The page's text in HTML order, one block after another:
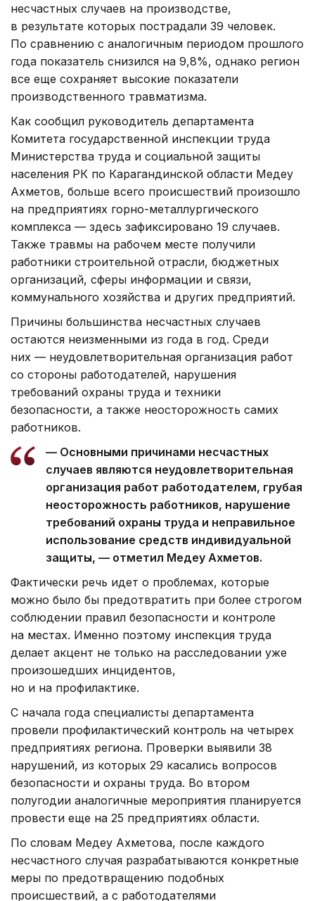
несчастных случаев на производстве,
в результате которых пострадали 39 человек.
По сравнению с аналогичным периодом прошлого
года показатель снизился на 9,8%, однако регион
все еще сохраняет высокие показатели
производственного травматизма.
Как сообщил руководитель департамента
Комитета государственной инспекции труда
Министерства труда и социальной защиты
населения РК по Карагандинской области Медеу
Ахметов, больше всего происшествий произошло
на предприятиях горно-металлургического
комплекса — здесь зафиксировано 19 случаев.
Также травмы на рабочем месте получили
работники строительной отрасли, бюджетных
организаций, сферы информации и связи,
коммунального хозяйства и других предприятий.
Причины большинства несчастных случаев
остаются неизменными из года в год. Среди
них — неудовлетворительная организация работ
со стороны работодателей, нарушения
требований охраны труда и техники
безопасности, а также неосторожность самих
работников.
— Основными причинами несчастных
случаев являются неудовлетворительная
организация работ работодателем, грубая
неосторожность работников, нарушение
требований охраны труда и неправильное
использование средств индивидуальной
защиты, — отметил Медеу Ахметов.
Фактически речь идет о проблемах, которые
можно было бы предотвратить при более строгом
соблюдении правил безопасности и контроле
на местах. Именно поэтому инспекция труда
делает акцент не только на расследовании уже
произошедших инцидентов,
но и на профилактике.
С начала года специалисты департамента
провели профилактический контроль на четырех
предприятиях региона. Проверки выявили 38
нарушений, из которых 29 касались вопросов
безопасности и охраны труда. Во втором
полугодии аналогичные мероприятия планируется
провести еще на 25 предприятиях области.
По словам Медеу Ахметова, после каждого
несчастного случая разрабатываются конкретные
меры по предотвращению подобных
происшествий, а с работодателями